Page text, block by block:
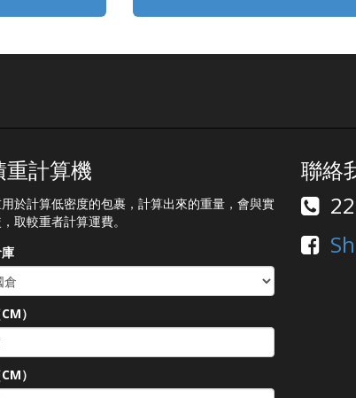
券連結(限
) :
China Hong Kong Normal
France Normal Germany
US Delaware Normal
═══════════ Please
schedule your pickup
arrangement in advance
out will be suspended
during warehouses holidays
and sorry for the
inconvenience
*Warehouses holidays may
subject to temporary
prevail
重計算機
於計算低密度的包裹，計算出來的重量，會與實
取較重者計算運費。
）
）
聯絡